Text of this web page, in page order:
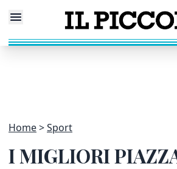
Home Sport
I MIGLIORI